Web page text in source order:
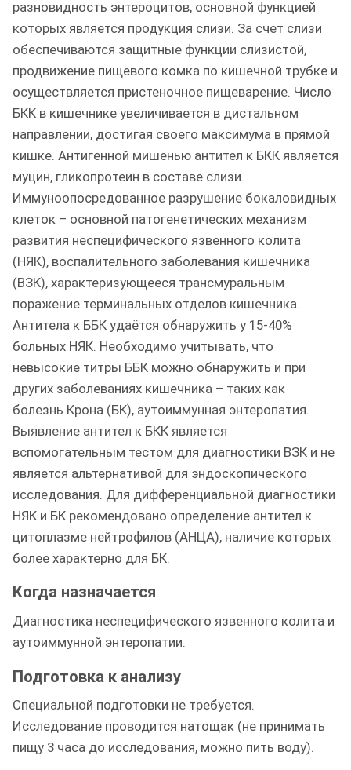
разновидность энтероцитов, основной функцией
которых является продукция слизи. За счет слизи
обеспечиваются защитные функции слизистой,
продвижение пищевого комка по кишечной трубке и
осуществляется пристеночное пищеварение. Число
БКК в кишечнике увеличивается в дистальном
направлении, достигая своего максимума в прямой
кишке. Антигенной мишенью антител к БКК является
муцин, гликопротеин в составе слизи.
Иммуноопосредованное разрушение бокаловидных
клеток – основной патогенетических механизм
развития неспецифического язвенного колита
(НЯК), воспалительного заболевания кишечника
(ВЗК), характеризующееся трансмуральным
поражение терминальных отделов кишечника.
Антитела к ББК удаётся обнаружить у 15-40%
больных НЯК. Необходимо учитывать, что
невысокие титры ББК можно обнаружить и при
других заболеваниях кишечника – таких как
болезнь Крона (БК), аутоиммунная энтеропатия.
Выявление антител к БКК является
вспомогательным тестом для диагностики ВЗК и не
является альтернативой для эндоскопического
исследования. Для дифференциальной диагностики
НЯК и БК рекомендовано определение антител к
цитоплазме нейтрофилов (АНЦА), наличие которых
более характерно для БК.
Когда назначается
Диагностика неспецифического язвенного колита и
аутоиммунной энтеропатии.
Подготовка к анализу
Специальной подготовки не требуется.
Исследование проводится натощак (не принимать
пищу 3 часа до исследования, можно пить воду).